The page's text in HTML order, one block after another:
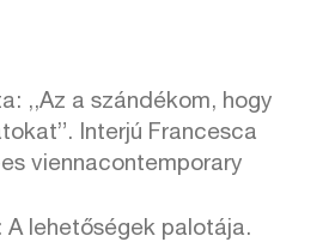
,,Az a szándékom, hogy
Interjú Francesca
viennacontemporary
A lehetőségek palotája.